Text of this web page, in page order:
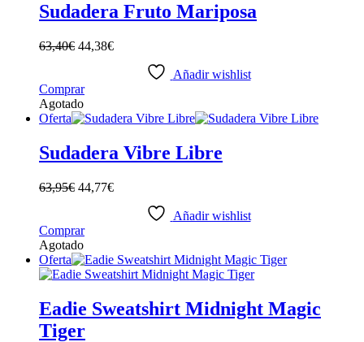
Sudadera Fruto Mariposa
63,40€ 44,38€
Añadir wishlist
ComprarEste
tiene
variantes.
Las
se
en
página
de
Agotado
Oferta
Sudadera Vibre Libre
63,95€ 44,77€
Añadir wishlist
ComprarEste
tiene
múltiples
Las
opciones
se
Agotado
Oferta
Eadie Sweatshirt Midnight Magic
Tiger